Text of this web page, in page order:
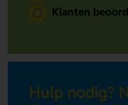
Klanten
Hulp nodig?